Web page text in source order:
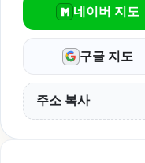
네이버 지도
구글 지도
주소 복사